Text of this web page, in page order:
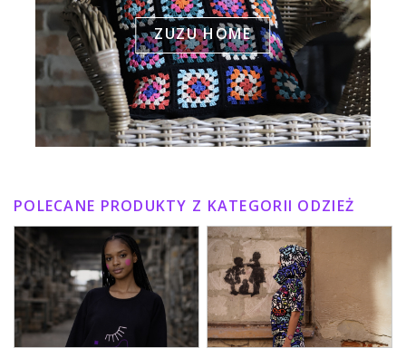
ZUZU HOME
POLECANE PRODUKTY Z KATEGORII ODZIEŻ